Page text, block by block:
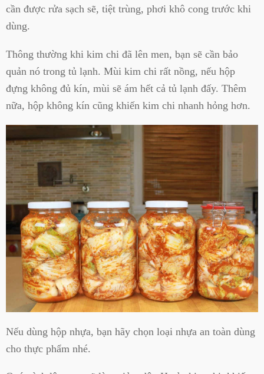
cần được rửa sạch sẽ, tiệt trùng, phơi khô cong trước khi
dùng.
Thông thường khi kim chi đã lên men, bạn sẽ cần bảo
quản nó trong tủ lạnh. Mùi kim chi rất nồng, nếu hộp
đựng không đủ kín, mùi sẽ ám hết cả tủ lạnh đấy. Thêm
nữa, hộp không kín cũng khiến kim chi nhanh hỏng hơn.
Nếu dùng hộp nhựa, bạn hãy chọn loại nhựa an toàn dùng
cho thực phẩm nhé.